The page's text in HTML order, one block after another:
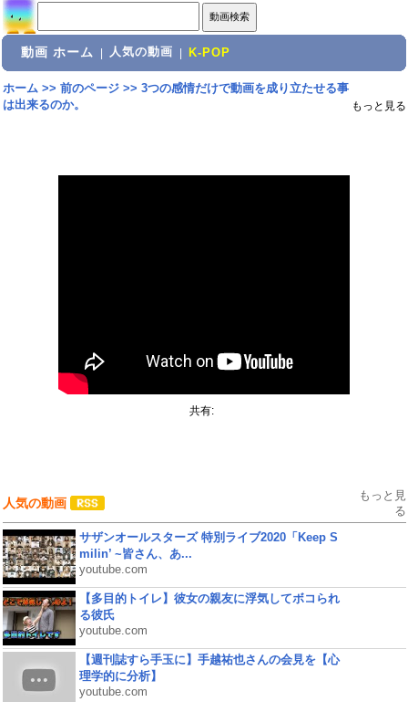
動画 ホーム 人気の動画 K-POP
ホーム>> 前のページ>> 3つの感情だけで動画を成り立たせる事
は出来るのか。
もっと見る
共有:
人気の動画
もっと見
る
サザンオールスターズ 特別ライブ2020「Keep S
milin’ ~皆さん、あ...
youtube.com
【多目的トイレ】彼女の親友に浮気してボコられ
る彼氏
youtube.com
【週刊誌すら手玉に】手越祐也さんの会見を【心
理学的に分析】
youtube.com